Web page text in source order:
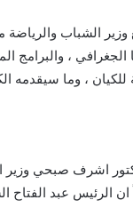
وزير الشباب
الجغرافي ، والبرامج
للكيان ، وما سيقدمه
اشرف صبحي وزير
الرئيس عبد الفتاح